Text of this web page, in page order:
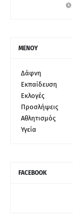
ΜΕΝΟΥ
Δάφνη
Εκπαίδευση
Εκλογές
Προσλήψεις
Αθλητισμός
Υγεία
FACEBOOK